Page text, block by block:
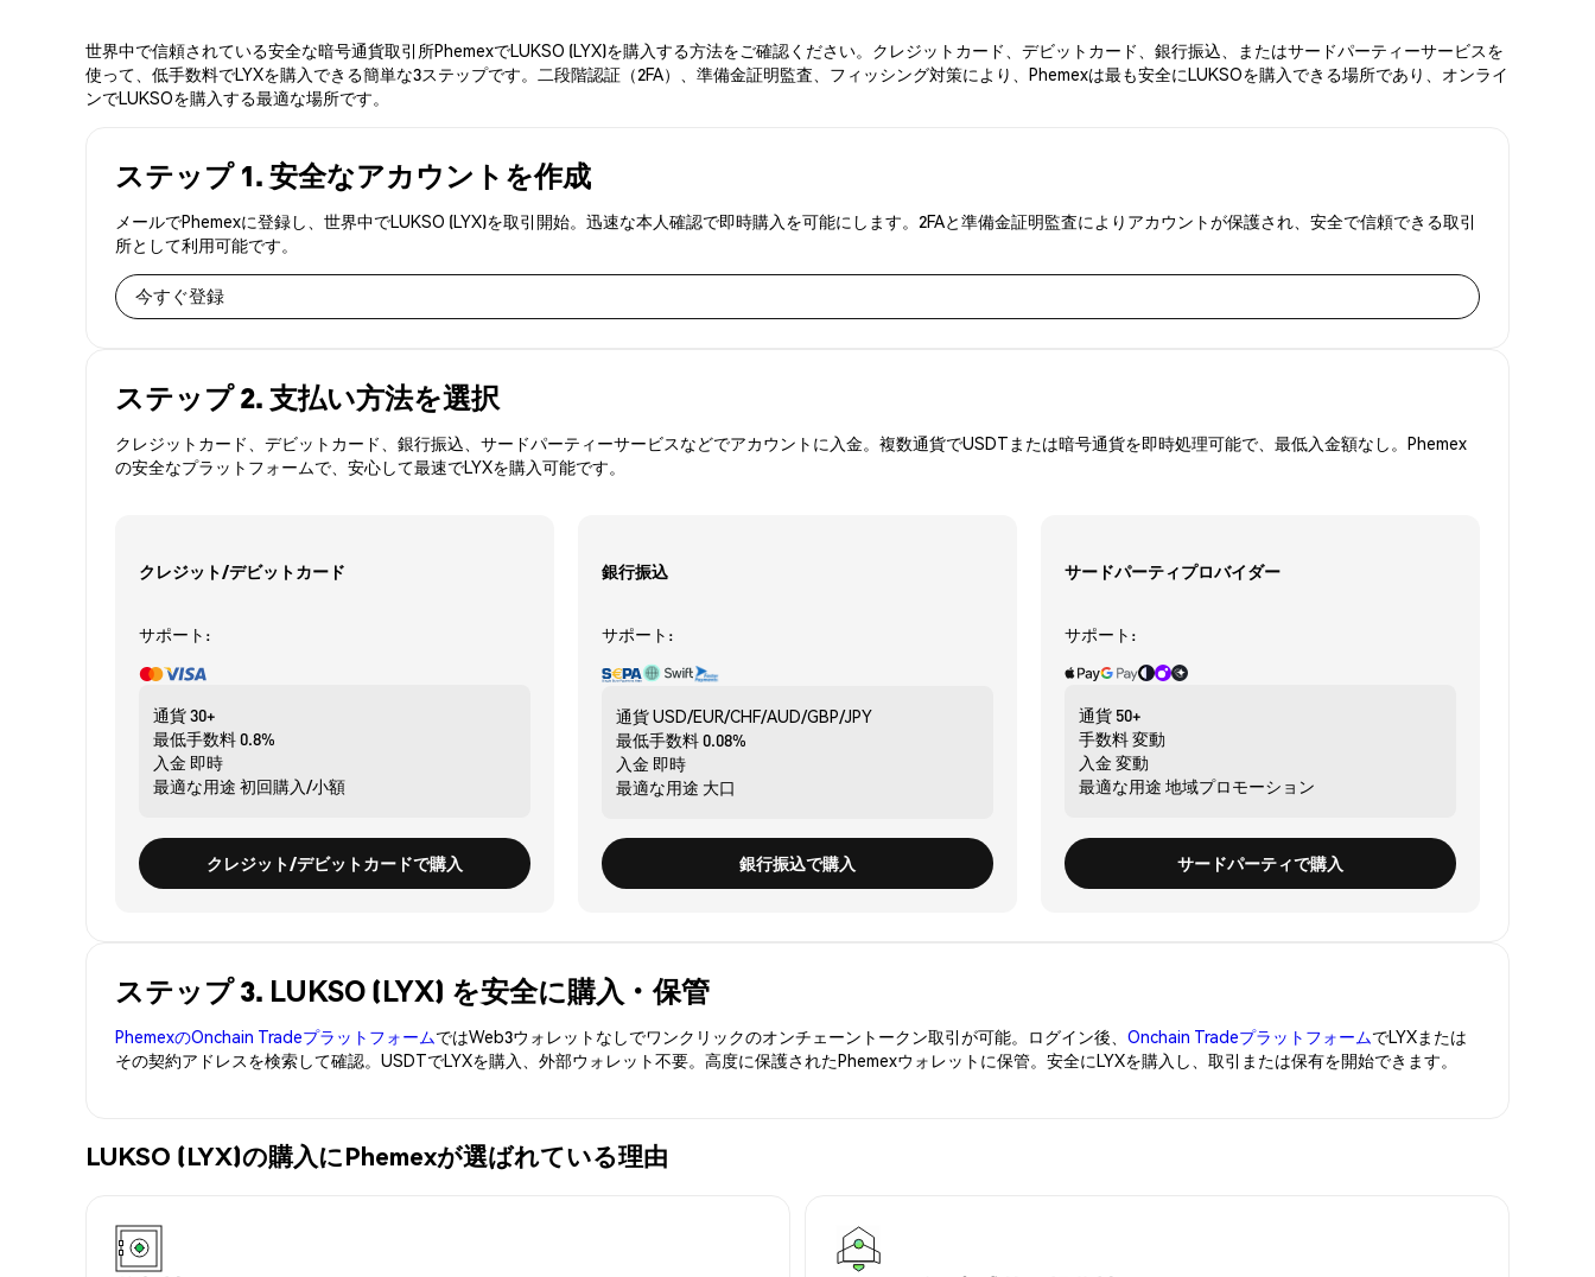
世界中で信頼されている安全な暗号通貨取引所PhemexでLUKSO (LYX)を購入する方法をご確認ください。クレジットカード、デビットカード、銀行振込、またはサードパーティーサービスを
使って、低手数料でLYXを購入できる簡単な3ステップです。二段階認証（2FA）、準備金証明監査、フィッシング対策により、Phemexは最も安全にLUKSOを購入できる場所であり、オンライ
ンでLUKSOを購入する最適な場所です。
ステップ 1. 安全なアカウントを作成
メールでPhemexに登録し、世界中でLUKSO (LYX)を取引開始。迅速な本人確認で即時購入を可能にします。2FAと準備金証明監査によりアカウントが保護され、安全で信頼できる取引
所として利用可能です。
今すぐ登録
ステップ 2. 支払い方法を選択
クレジットカード、デビットカード、銀行振込、サードパーティーサービスなどでアカウントに入金。複数通貨でUSDTまたは暗号通貨を即時処理可能で、最低入金額なし。Phemex
の安全なプラットフォームで、安心して最速でLYXを購入可能です。
クレジット/デビットカード
サポート:
通貨30+
最低手数料0.8%
入金 即時
最適な用途 初回購入/小額
クレジット/デビットカードで購入
銀行振込
サポート:
通貨USD/EUR/CHF/AUD/GBP/JPY
最低手数料0.08%
入金 即時
最適な用途 大口
銀行振込で購入
サードパーティプロバイダー
サポート:
通貨 50+
手数料変動
入金 変動
最適な用途 地域プロモーション
サードパーティで購入
ステップ 3. LUKSO (LYX) を安全に購入・保管
PhemexのOnchain TradeプラットフォームではWeb3ウォレットなしでワンクリックのオンチェーントークン取引が可能。ログイン後、 Onchain TradeプラットフォームでLYXまたは
その契約アドレスを検索して確認。USDTでLYXを購入、外部ウォレット不要。高度に保護されたPhemexウォレットに保管。安全にLYXを購入し、取引または保有を開始できます。
LUKSO (LYX)の購入にPhemexが選ばれている理由